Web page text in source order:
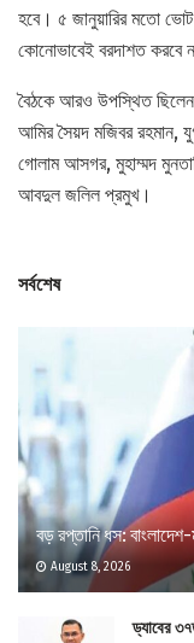
হবে। ৫ জানুয়ারির মতো ভোট ও
কোনোভাবেই বরদাশত করবে
বৈঠকে আরও উপস্থিত
আমির সৈয়দ মজিবর রহমান,
গোলাম আসগর, মুহাম্মদ
আবদুল জলিল প্রমুখ।
সর্বশেষ
বড় রপ্তানি ধস:
August 8, 2026
ড্যাবের